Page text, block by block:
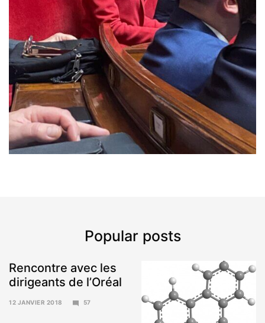
Popular posts
Rencontre avec les
dirigeants de l’Oréal
12 JANVIER 2018
57